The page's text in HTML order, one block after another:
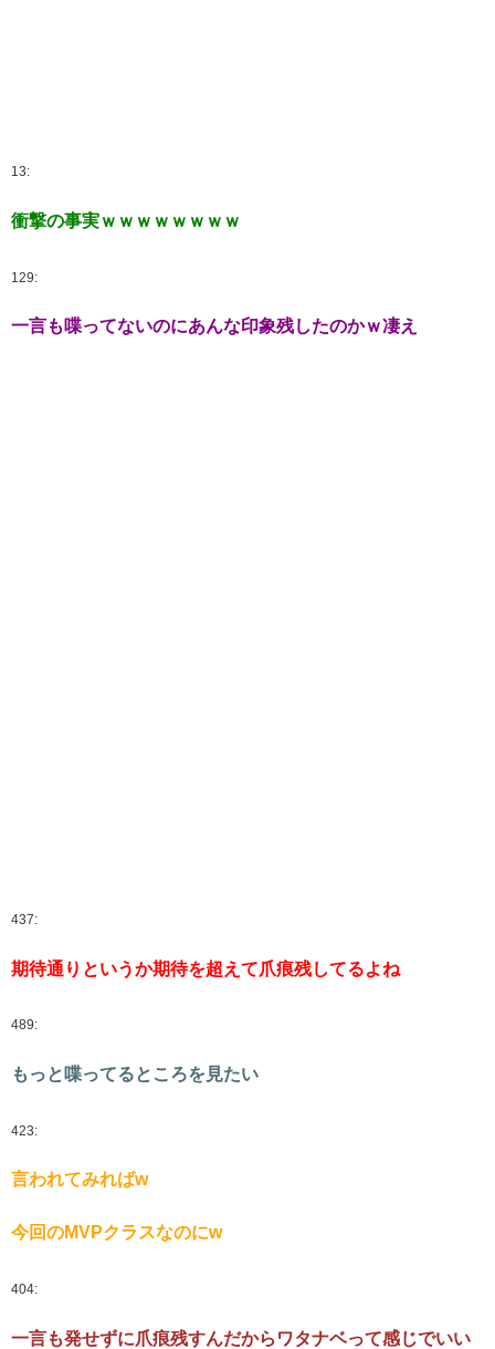
13:
衝撃の事実ｗｗｗｗｗｗｗｗ
129:
一言も喋ってないのにあんな印象残したのかｗ凄え
437:
期待通りというか期待を超えて爪痕残してるよね
489:
もっと喋ってるところを見たい
423:
言われてみればw
今回のMVPクラスなのにw
404:
一言も発せずに爪痕残すんだからワタナベって感じでいい